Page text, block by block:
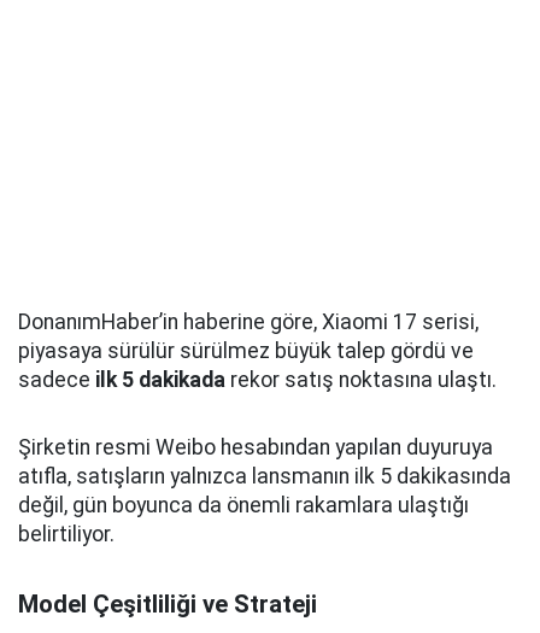
DonanımHaber’in haberine göre, Xiaomi 17 serisi,
piyasaya sürülür sürülmez büyük talep gördü ve
sadece ilk 5 dakikada rekor satış noktasına ulaştı.
Şirketin resmi Weibo hesabından yapılan duyuruya
atıfla, satışların yalnızca lansmanın ilk 5 dakikasında
değil, gün boyunca da önemli rakamlara ulaştığı
belirtiliyor.
Model Çeşitliliği ve Strateji